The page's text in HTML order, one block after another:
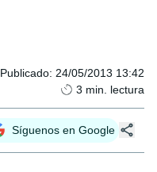
Publicado: 24/05/2013 13:42
3 min. lectura
Síguenos en Google